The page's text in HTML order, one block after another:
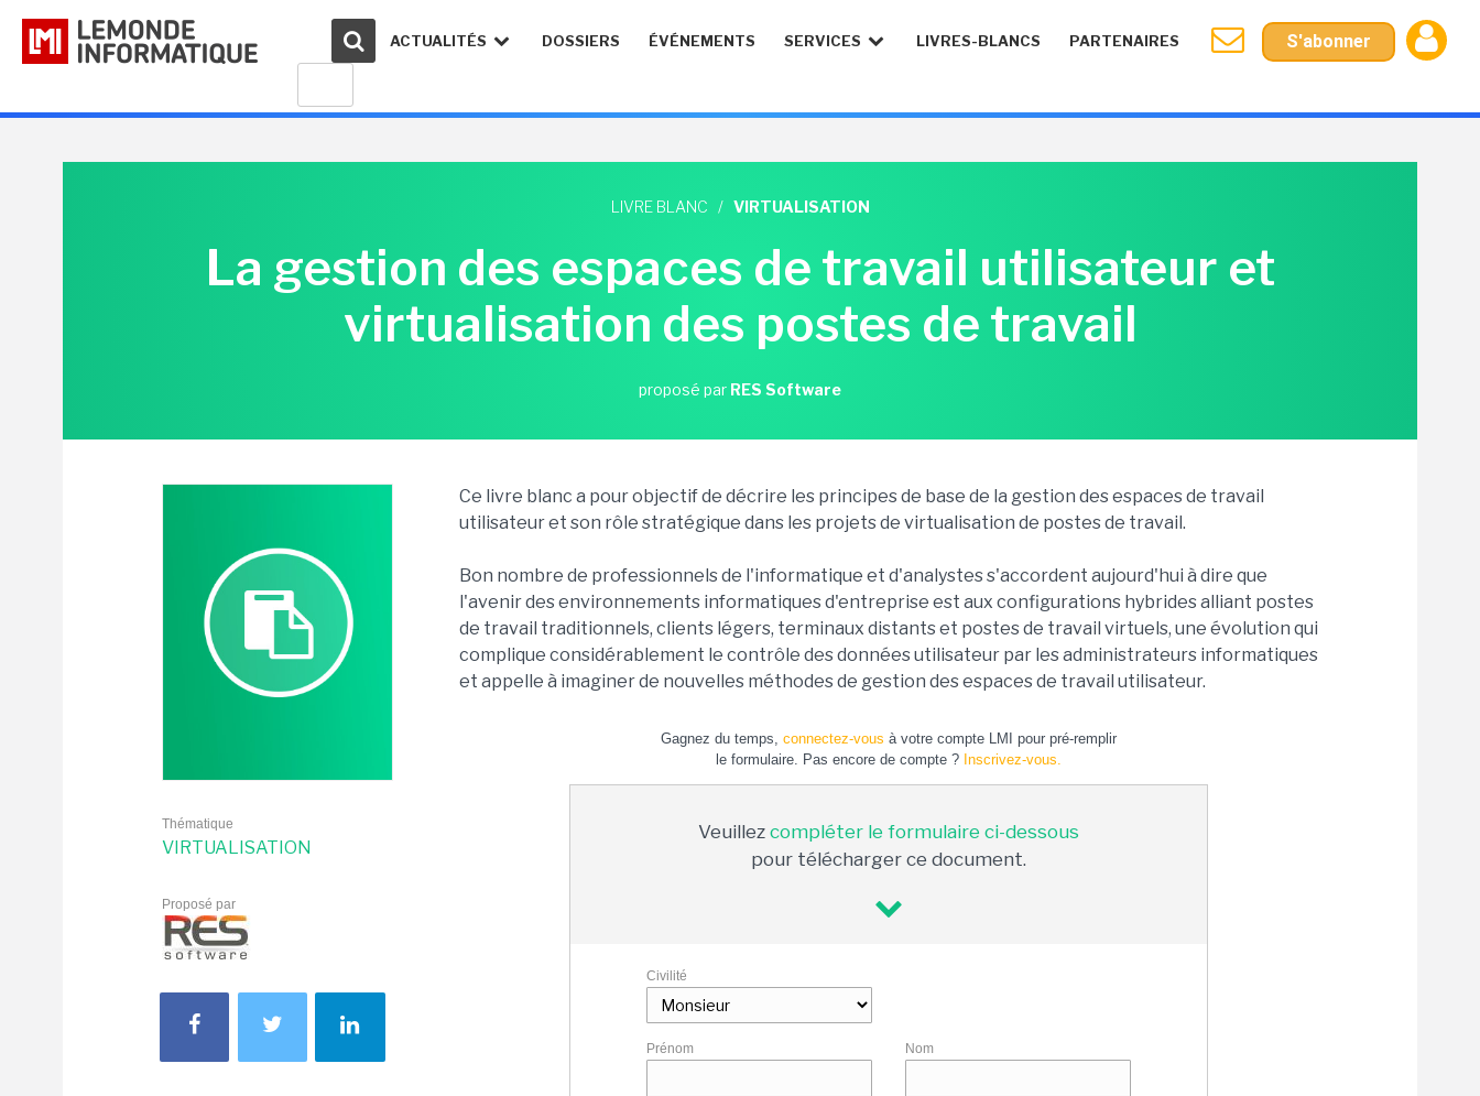
ACTUALITÉS DOSSIERS ÉVÉNEMENTS SERVICES LIVRES-BLANCS PARTENAIRES S'abonner
LIVRE BLANC / VIRTUALISATION
La gestion des espaces de travail utilisateur et
virtualisation des postes de travail
proposé par RES Software
Thématique
VIRTUALISATION
Proposé par
Ce livre blanc a pour objectif de décrire les principes de base de la gestion des espaces de travail
utilisateur et son rôle stratégique dans les projets de virtualisation de postes de travail.
Bon nombre de professionnels de l'informatique et d'analystes s'accordent aujourd'hui à dire que
l'avenir des environnements informatiques d'entreprise est aux configurations hybrides alliant postes
de travail traditionnels, clients légers, terminaux distants et postes de travail virtuels, une évolution qui
complique considérablement le contrôle des données utilisateur par les administrateurs informatiques
et appelle à imaginer de nouvelles méthodes de gestion des espaces de travail utilisateur.
Gagnez du temps, connectez-vous à votre compte LMI pour pré-remplir
le formulaire. Pas encore de compte ? Inscrivez-vous.
Veuillez compléter le formulaire ci-dessous
pour télécharger ce document.
Civilité
Prénom Nom